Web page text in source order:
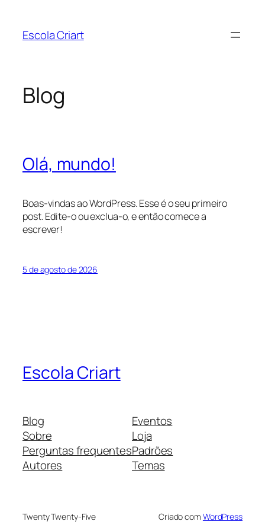
Escola Criart
Blog
Olá, mundo!
Boas-vindas ao WordPress. Esse é o seu primeiro
post. Edite-o ou exclua-o, e então comece a
escrever!
5 de agosto de 2026
Escola Criart
Blog
Sobre
Perguntas frequentes
Autores
Eventos
Loja
Padrões
Temas
Twenty Twenty-Five Criado com WordPress